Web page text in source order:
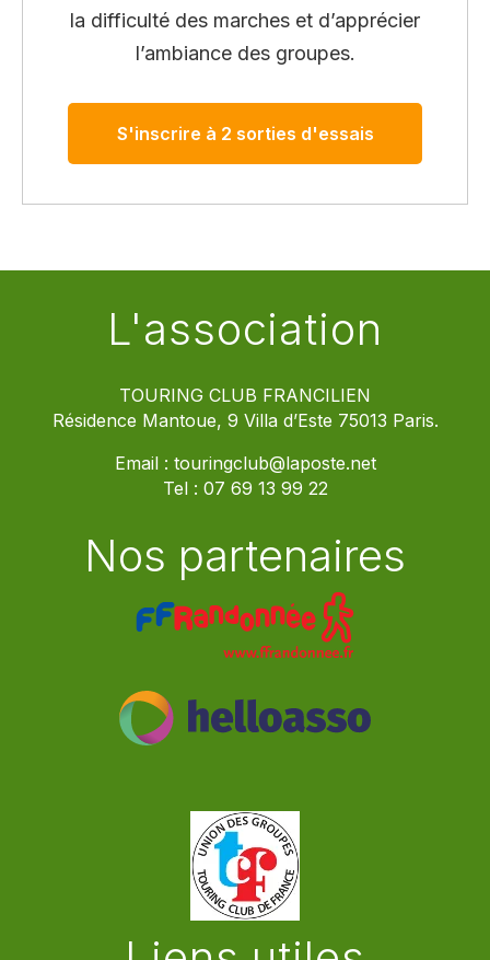
la difficulté des marches et d’apprécier
l’ambiance des groupes.
S'inscrire à 2 sorties d'essais
L'association
TOURING CLUB FRANCILIEN
Résidence Mantoue, 9 Villa d’Este 75013 Paris.
Email : touringclub@laposte.net
Tel : 07 69 13 99 22
Nos partenaires